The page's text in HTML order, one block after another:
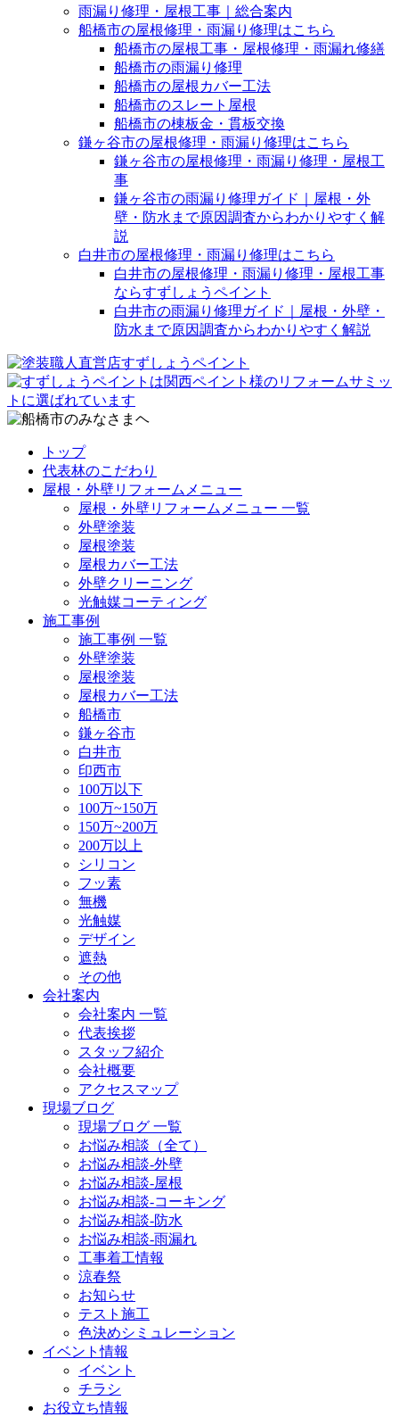
雨漏り修理・屋根工事｜総合案内
船橋市の屋根修理・雨漏り修理はこちら
船橋市の屋根工事・屋根修理・雨漏れ修繕
船橋市の雨漏り修理
船橋市の屋根カバー工法
船橋市のスレート屋根
船橋市の棟板金・貫板交換
鎌ヶ谷市の屋根修理・雨漏り修理はこちら
鎌ヶ谷市の屋根修理・雨漏り修理・屋根工
事
鎌ヶ谷市の雨漏り修理ガイド｜屋根・外
壁・防水まで原因調査からわかりやすく解
説
白井市の屋根修理・雨漏り修理はこちら
白井市の屋根修理・雨漏り修理・屋根工事
ならすずしょうペイント
白井市の雨漏り修理ガイド｜屋根・外壁・
防水まで原因調査からわかりやすく解説
トップ
代表林のこだわり
屋根・外壁リフォームメニュー
屋根・外壁リフォームメニュー 一覧
外壁塗装
屋根塗装
屋根カバー工法
外壁クリーニング
光触媒コーティング
施工事例
施工事例 一覧
外壁塗装
屋根塗装
屋根カバー工法
船橋市
鎌ヶ谷市
白井市
印西市
100万以下
100万~150万
150万~200万
200万以上
シリコン
フッ素
無機
光触媒
デザイン
遮熱
その他
会社案内
会社案内 一覧
代表挨拶
スタッフ紹介
会社概要
アクセスマップ
現場ブログ
現場ブログ 一覧
お悩み相談（全て）
お悩み相談-外壁
お悩み相談-屋根
お悩み相談-コーキング
お悩み相談-防水
お悩み相談-雨漏れ
工事着工情報
涼春祭
お知らせ
テスト施工
色決めシミュレーション
イベント情報
イベント
チラシ
お役立ち情報